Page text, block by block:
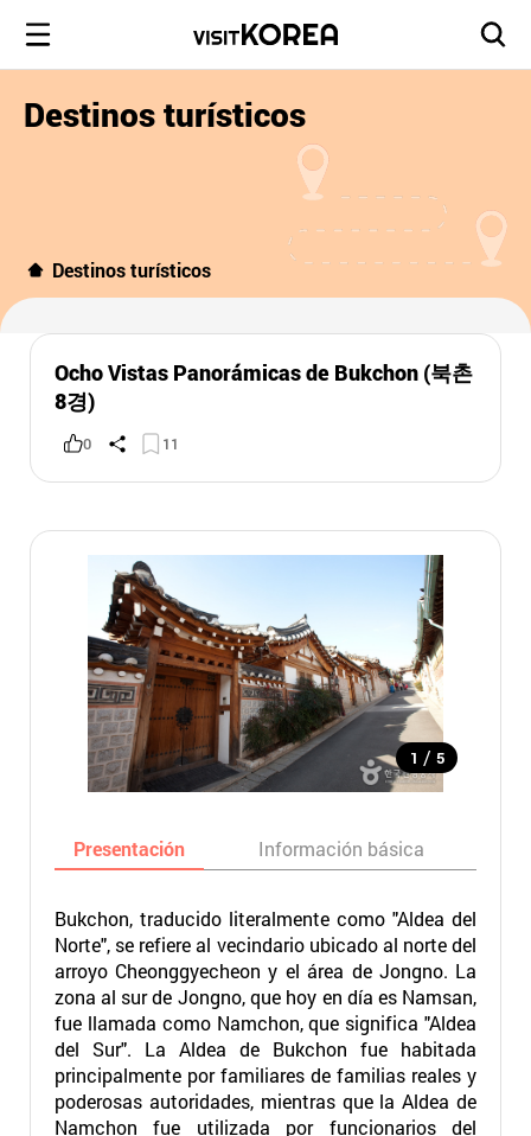
Destinos turísticos
Destinos turísticos
Ocho Vistas Panorámicas de Bukchon (북촌
8경)
0 11
1 / 5
Presentación Información básica
Bukchon, traducido literalmente como "Aldea del
Norte", se refiere al vecindario ubicado al norte del
arroyo Cheonggyecheon y el área de Jongno. La
zona al sur de Jongno, que hoy en día es Namsan,
fue llamada como Namchon, que significa "Aldea
del Sur". La Aldea de Bukchon fue habitada
principalmente por familiares de familias reales y
poderosas autoridades, mientras que la Aldea de
Namchon fue utilizada por funcionarios del